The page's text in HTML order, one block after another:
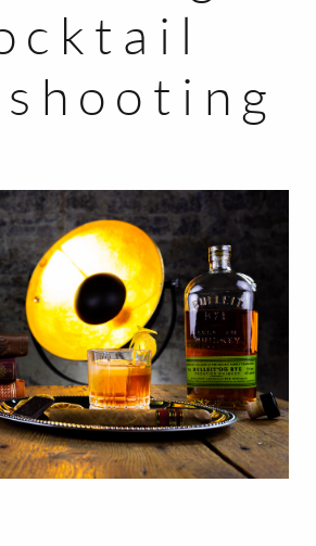
AKTUELLES
HOCHZEITEN